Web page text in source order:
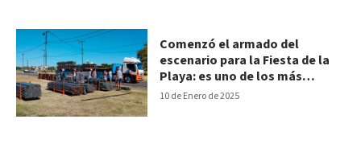
10 de Enero de 2025
Comenzó el armado del
escenario para la Fiesta de la
Playa: es uno de los más
grandes del país